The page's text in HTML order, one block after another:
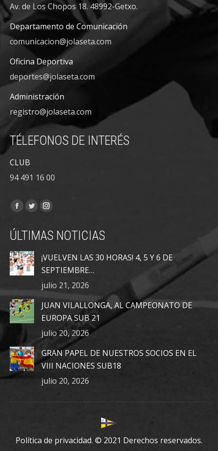
Av. de Los Chopos 18. 48992-Getxo.
Departamento de Comunicación
comunicacion@jolaseta.com
Oficina Deportiva
deportes@jolaseta.com
Administración
registro@jolaseta.com
TÉLEFONOS DE INTERÉS
CLUB
94 491 16 00
Encuéntranos en:
Facebook
opens
in
new
window
Twitter
opens
in
new
window
Instagram
opens
new
window
ÚLTIMAS NOTICIAS
¡VUELVEN LAS 30 HORAS! 4, 5 Y 6 DE
SEPTIEMBRE…
julio 21, 2026
JUAN VILALLONGA, AL CAMPEONATO DE
EUROPA SUB 21
julio 20, 2026
GRAN PAPEL DE NUESTROS SOCIOS EN EL
VIII NACIONES SUB18
julio 20, 2026
Política de privacidad. © 2021 Derechos reservados.